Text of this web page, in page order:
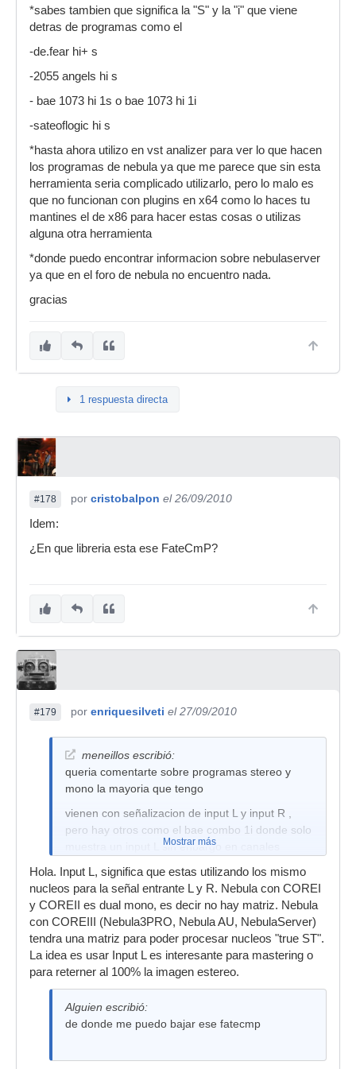
*sabes tambien que significa la "S" y la "i" que viene
detras de programas como el
-de.fear hi+ s
-2055 angels hi s
- bae 1073 hi 1s o bae 1073 hi 1i
-sateoflogic hi s
*hasta ahora utilizo en vst analizer para ver lo que hacen
los programas de nebula ya que me parece que sin esta
herramienta seria complicado utilizarlo, pero lo malo es
que no funcionan con plugins en x64 como lo haces tu
mantines el de x86 para hacer estas cosas o utilizas
alguna otra herramienta
*donde puedo encontrar informacion sobre nebulaserver
ya que en el foro de nebula no encuentro nada.
gracias
1 respuesta directa
#178 por cristobalpon el 26/09/2010
Idem:
¿En que libreria esta ese FateCmP?
#179 por enriquesilveti el 27/09/2010
meneillos escribió:
queria comentarte sobre programas stereo y
mono la mayoria que tengo
vienen con señalizacion de input L y input R ,
pero hay otros como el bae combo 1i donde solo
muestra un input L sin enbargo en canales
comentar algo de como realiza este
procedimiento mono/stereo el nebula
Mostrar más
Hola. Input L, significa que estas utilizando los mismo
nucleos para la señal entrante L y R. Nebula con COREI
y COREII es dual mono, es decir no hay matriz. Nebula
con COREIII (Nebula3PRO, Nebula AU, NebulaServer)
tendra una matriz para poder procesar nucleos "true ST".
La idea es usar Input L es interesante para mastering o
para reterner al 100% la imagen estereo.
Alguien escribió:
de donde me puedo bajar ese fatecmp